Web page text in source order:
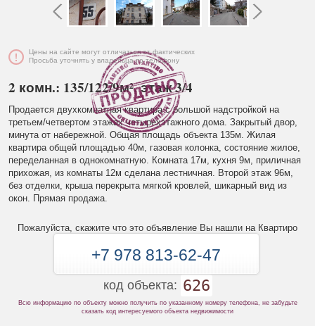
Цены на сайте могут отличаться от фактических
Просьба уточнять у владельца по телефону
2 комн.: 135/122/9м², этаж 3/4
Продается двухкомнатная квартира с большой надстройкой на
третьем/четвертом этажах четырехэтажного дома. Закрытый двор,
минута от набережной. Общая площадь объекта 135м. Жилая
квартира общей площадью 40м, газовая колонка, состояние жилое,
переделанная в однокомнатную. Комната 17м, кухня 9м, приличная
прихожая, из комнаты 12м сделана лестничная. Второй этаж 96м,
без отделки, крыша перекрыта мягкой кровлей, шикарный вид из
окон. Прямая продажа.
Пожалуйста, скажите что это объявление Вы нашли на Квартиро
+7 978 813-62-47
код объекта: 626
Всю информацию по объекту можно получить по указанному номеру телефона, не забудьте
сказать код интересуемого объекта недвижимости